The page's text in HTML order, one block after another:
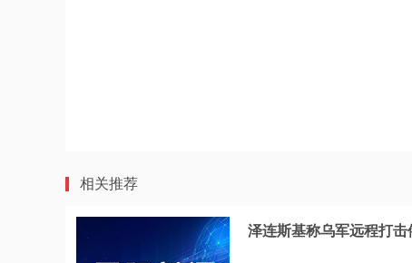
相关推荐
泽连斯基称乌军远程打